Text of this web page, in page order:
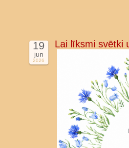
19
jun
2026
Lai līksmi svētki